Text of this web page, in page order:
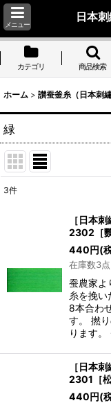
メニュー
日本
カテゴリ 商品検索
ホーム > 讃蚕釜糸（日本刺繡
緑
3件
［日本
2302［
440円(
在庫数3点
蚕農家よ
糸を挽い
8本合わ
す。 撚
ります
［日本
2301［松
440円(